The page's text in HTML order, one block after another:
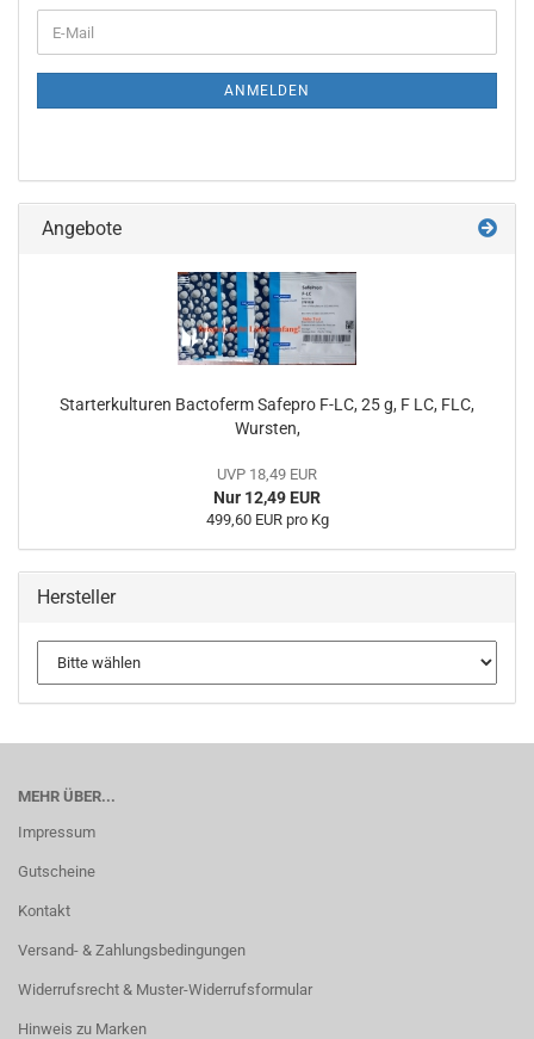
ZUR
E-
Mail
ANMELDEN
Angebote
Starterkulturen Bactoferm Safepro F-LC, 25 g, F LC, FLC,
Wursten,
UVP 18,49 EUR
Nur 12,49 EUR
499,60 EUR pro Kg
Hersteller
MEHR ÜBER...
Impressum
Gutscheine
Kontakt
Versand- & Zahlungsbedingungen
Widerrufsrecht & Muster-Widerrufsformular
Hinweis zu Marken